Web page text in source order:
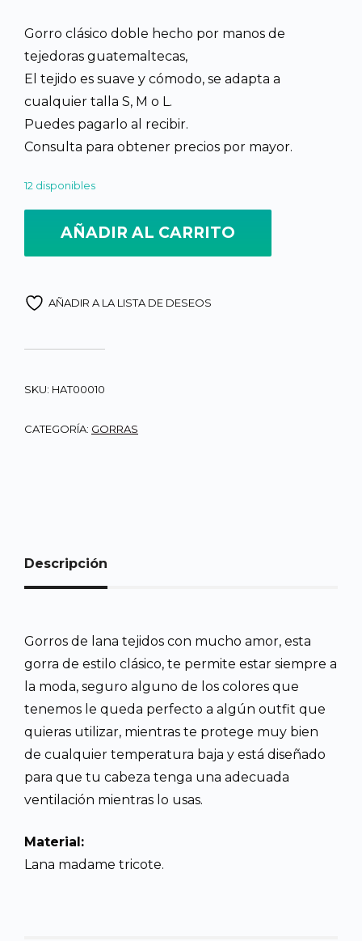
precio
original
era:
Q75.00.
precio
Q55.00.
Gorro clásico doble hecho por manos de
tejedoras guatemaltecas,
El tejido es suave y cómodo, se adapta a
cualquier talla S, M o L.
Puedes pagarlo al recibir.
Consulta para obtener precios por mayor.
12 disponibles
AÑADIR AL CARRITO
AÑADIR A LA LISTA DE DESEOS
SKU: HAT00010
CATEGORÍA: GORRAS
Descripción
Gorros de lana tejidos con mucho amor, esta
gorra de estilo clásico, te permite estar siempre a
la moda, seguro alguno de los colores que
tenemos le queda perfecto a algún outfit que
quieras utilizar, mientras te protege muy bien
de cualquier temperatura baja y está diseñado
para que tu cabeza tenga una adecuada
ventilación mientras lo usas.
Material:
Lana madame tricote.